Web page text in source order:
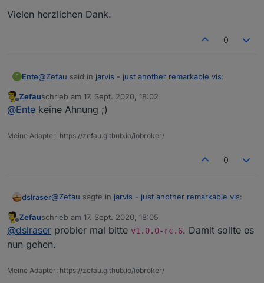
Vielen herzlichen Dank.
0
E Ente@Zefau said in jarvis - just another remarkable vis:
@Entekannst du mal versuchen die Option
angeklickt war. Schreibe ich gleich mal in meine Doku.
Offline
Zefauschrieb am 17. Sept. 2020, 18:02
zuletzt editiert von
@Ente keine Ahnung ;)
Meine Adapter: https://zefau.github.io/iobroker/
0
dslraser@Zefau sagte in jarvis - just another remarkable vis:
add new group ist veraltet. Wo steht das? Das
https://github.com/Zefau/ioBroker.jarvis/wiki
Offline
Zefauschrieb am 17. Sept. 2020, 18:05
zuletzt editiert von
@dslraser probier mal bitte v1.0.0-rc.6. Damit sollte es
nun gehen.
Meine Adapter: https://zefau.github.io/iobroker/